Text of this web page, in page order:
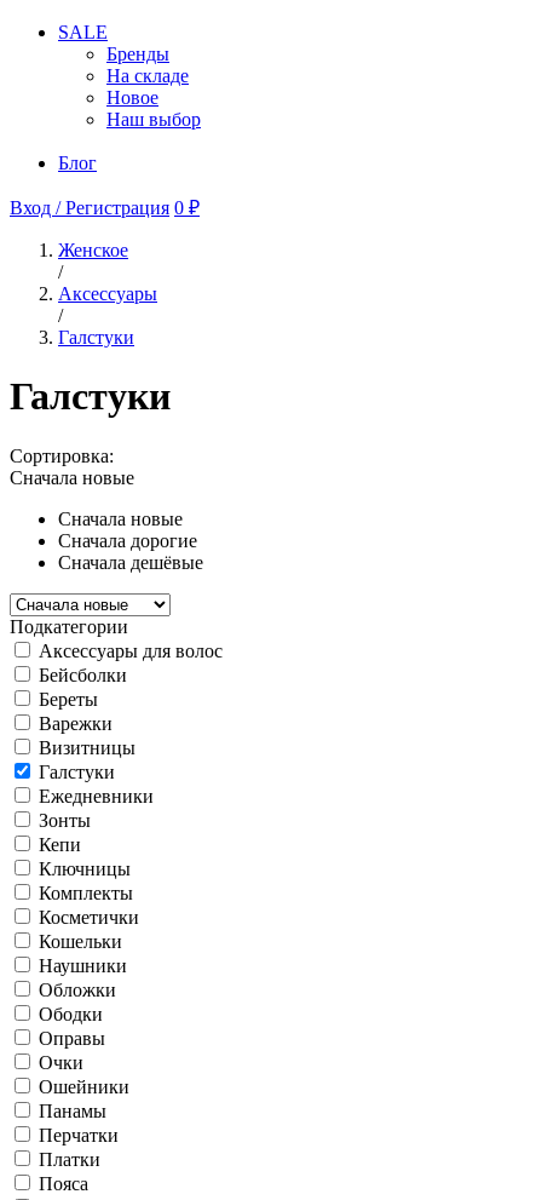
SALE
Бренды
На складе
Новое
Наш выбор
Блог
Вход / Регистрация 0 ₽
Женское
/
Аксессуары
/
Галстуки
Галстуки
Сортировка:
Сначала новые
Сначала новые
Сначала дорогие
Сначала дешёвые
Подкатегории
Аксессуары для волос
Бейсболки
Береты
Варежки
Визитницы
Галстуки
Ежедневники
Зонты
Кепи
Ключницы
Комплекты
Косметички
Кошельки
Наушники
Обложки
Ободки
Оправы
Очки
Ошейники
Панамы
Перчатки
Платки
Пояса